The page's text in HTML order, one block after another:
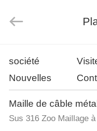
PRODUITS
AU
Wire
Mesh
société
Nouvelles
Maille de câble
Sus 316 Zoo Maillage